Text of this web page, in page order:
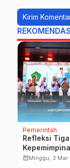
Pemerintah
Refleksi
Ipat,
calendar_monthMinggu, 3 Mar